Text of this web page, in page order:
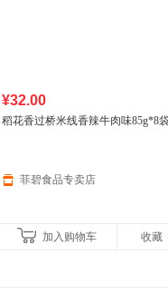
¥32.00
稻花香过桥米线香辣牛肉味85g*8
菲碧食品专卖店
加入购物车 收藏